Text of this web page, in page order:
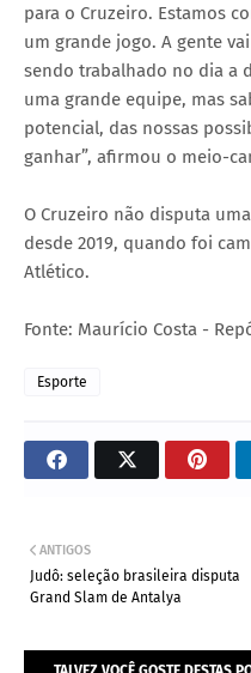
para o Cruzeiro. Estamos
um grande jogo. A gente
sendo trabalhado no dia a
uma grande equipe, mas
potencial, das nossas
ganhar”, afirmou o meio-
O Cruzeiro não disputa
desde 2019, quando foi
Atlético.
Fonte: Maurício Costa -
Esporte
ANTIGOS
Judô: seleção brasileira disputa
Grand Slam de Antalya